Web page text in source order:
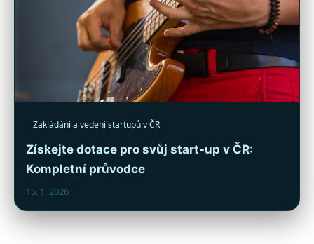
Zakládání a vedení startupů v ČR
Získejte dotace pro svůj start-up v ČR:
Kompletní průvodce
15. 1. 2026